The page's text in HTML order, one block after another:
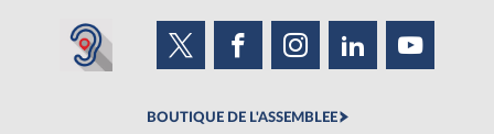
BOUTIQUE DE L'ASSEMBLEE